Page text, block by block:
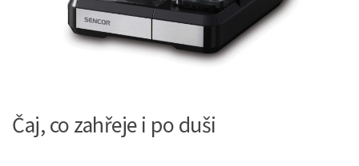
Čaj, co zahřeje i po duši